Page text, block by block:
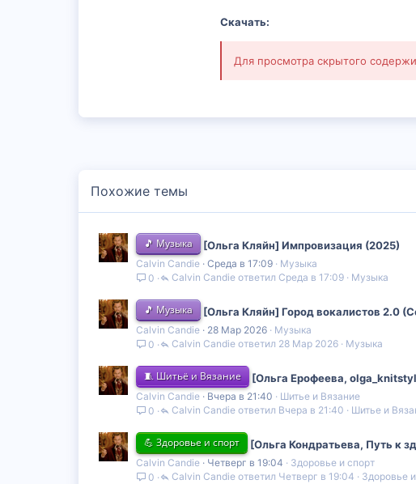
Скачать:
Для просмотра скрытого
Похожие темы
🎵 Музыка [Ольга Кляйн] Импровизация (2025)
Calvin Candie Среда в 17:09
Музыка
0
Музыка
Среда в 17:09
Calvin Candie
🎵 Музыка [Ольга Кляйн] Город вокалистов 2.0
Calvin Candie 28 Мар 2026
Музыка
0
Музыка
28 Мар 2026
Calvin Candie
🧵 Шитьё и Вязание [Ольга Ерофеева,
Calvin Candie Вчера в 21:40
Шитье и Вязание
0
Шитье и
Вчера в 21:40
Calvin Candie
💪 Здоровье и спорт [Ольга Кондратьева, Путь к
Calvin Candie Четверг в 19:04
Здоровье и спорт
0
Здоровье
Четверг в 19:04
Calvin Candie